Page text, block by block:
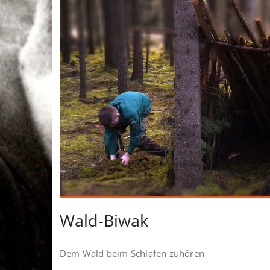
Wald-Biwak
Dem Wald beim Schlafen zuhören